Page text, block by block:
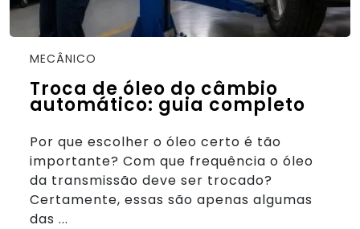
MECÂNICO
Troca de óleo do câmbio
automático: guia completo
Por que escolher o óleo certo é tão
importante? Com que frequência o óleo
da transmissão deve ser trocado?
Certamente, essas são apenas algumas
das ...